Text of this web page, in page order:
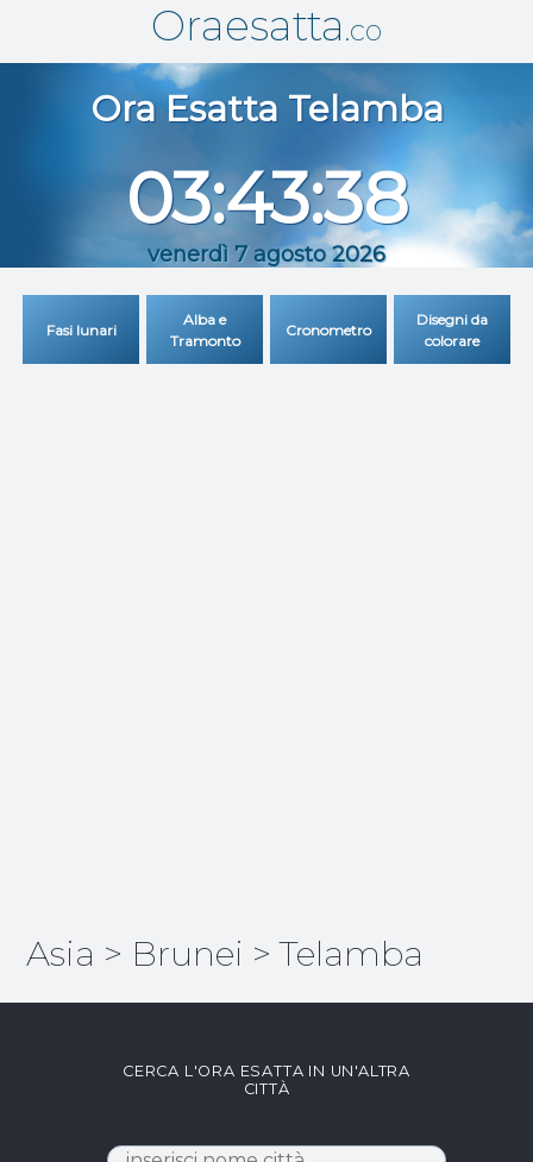
Oraesatta.co
Ora Esatta Telamba
03:43:39
venerdì 7 agosto 2026
Fasi lunari
Alba e
Tramonto
Cronometro
Disegni da
colorare
Asia > Brunei >Telamba
CERCA L'ORA ESATTA IN UN'ALTRA
CITTÀ